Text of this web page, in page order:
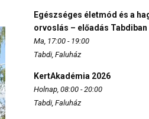
Egészséges életmód és a
orvoslás – előadás Tabdiban
Ma, 17:00 - 19:00
Tabdi, Faluház
KertAkadémia 2026
Holnap, 08:00 - 20:00
Tabdi, Faluház